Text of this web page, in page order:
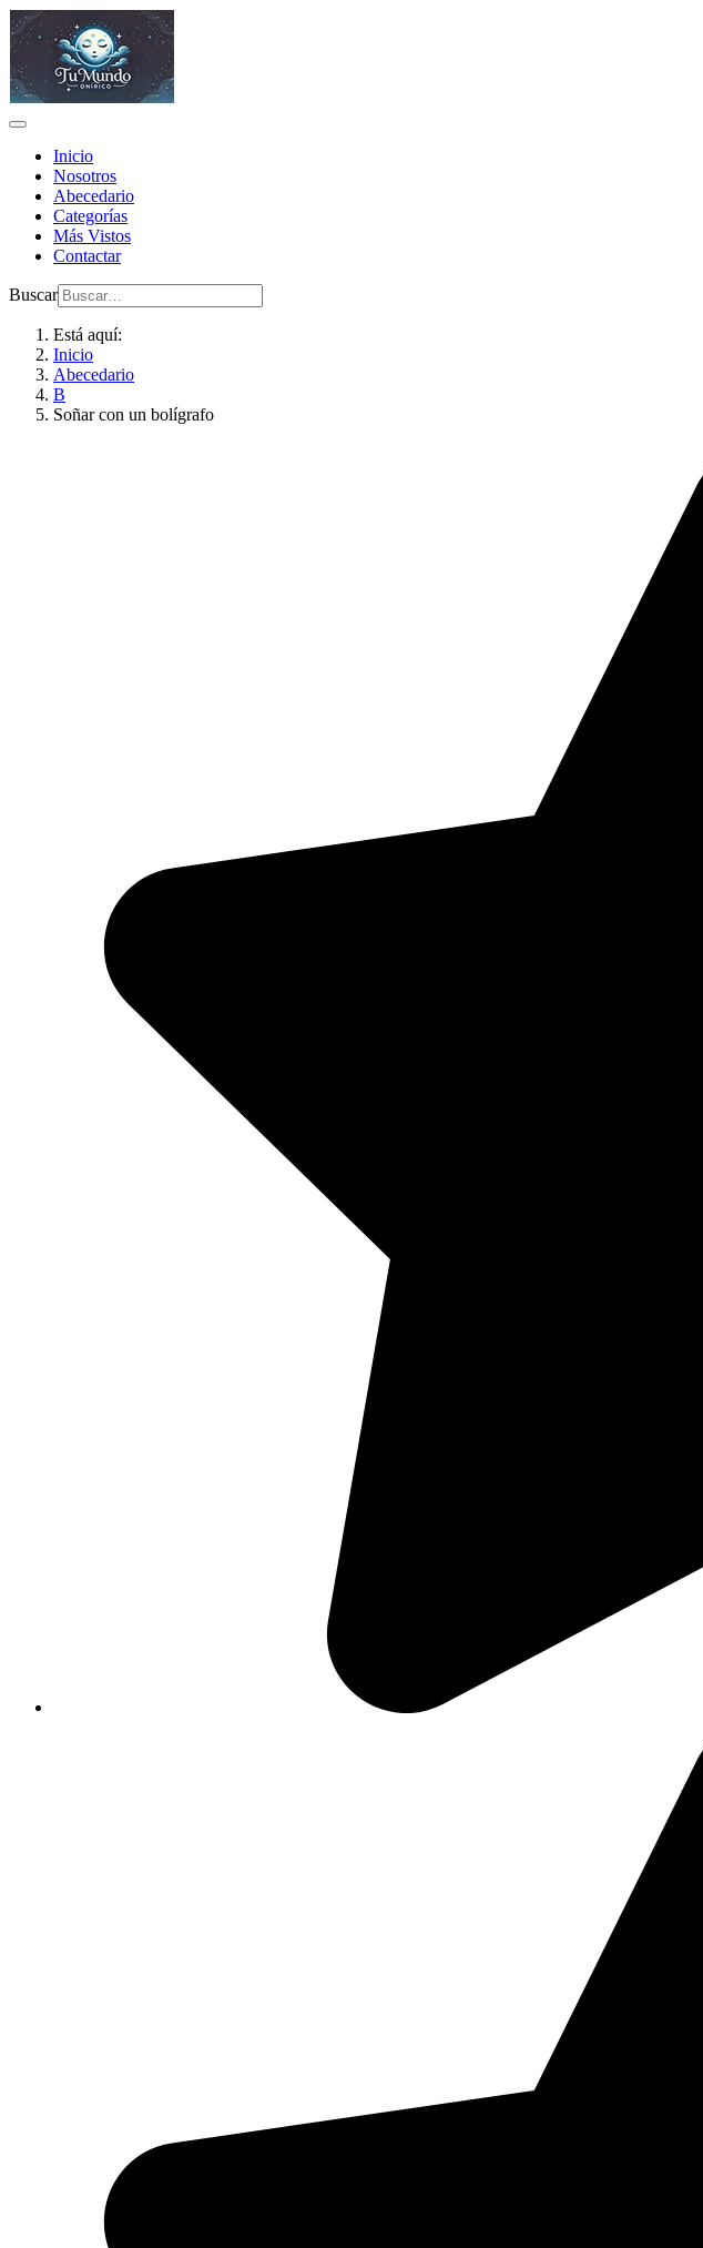
Inicio
Nosotros
Abecedario
Categorías
Más Vistos
Contactar
Buscar
Está aquí:
Inicio
Abecedario
B
Soñar con un bolígrafo